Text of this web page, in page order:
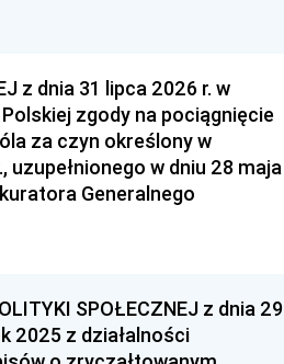
z dnia 31 lipca 2026 r. w
zgody na pociągnięcie
za czyn określony w
w dniu 28 maja
Generalnego
SPOŁECZNEJ z dnia 29
2025 z działalności